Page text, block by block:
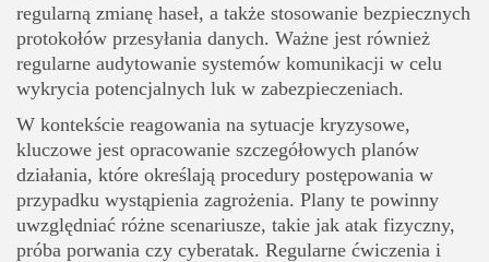
regularną zmianę haseł, a także stosowanie bezpiecznych
protokołów przesyłania danych. Ważne jest również
regularne audytowanie systemów komunikacji w celu
wykrycia potencjalnych luk w zabezpieczeniach.
W kontekście reagowania na sytuacje kryzysowe,
kluczowe jest opracowanie szczegółowych planów
działania, które określają procedury postępowania w
przypadku wystąpienia zagrożenia. Plany te powinny
uwzględniać różne scenariusze, takie jak atak fizyczny,
próba porwania czy cyberatak. Regularne ćwiczenia i